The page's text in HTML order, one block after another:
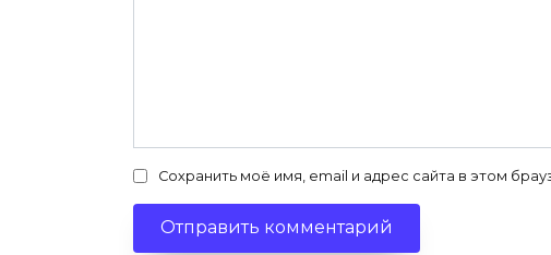
Сохранить моё имя, email и адрес сайта в этом